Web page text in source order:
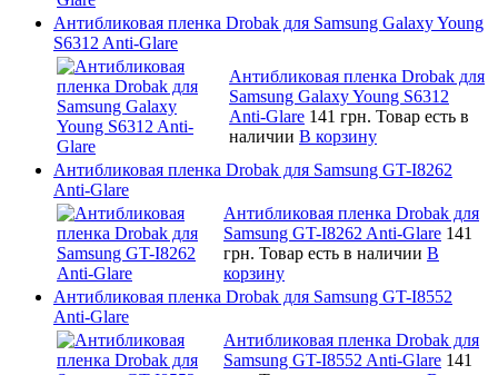
Антибликовая пленка Drobak для Samsung Galaxy Young
S6312 Anti-Glare
Антибликовая пленка Drobak для
Samsung Galaxy Young S6312
Anti-Glare 141 грн. Товар есть в
наличии В корзину
Антибликовая пленка Drobak для Samsung GT-I8262
Anti-Glare
Антибликовая пленка Drobak для
Samsung GT-I8262 Anti-Glare 141
грн. Товар есть в наличии В
корзину
Антибликовая пленка Drobak для Samsung GT-I8552
Anti-Glare
Антибликовая пленка Drobak для
Samsung GT-I8552 Anti-Glare 141